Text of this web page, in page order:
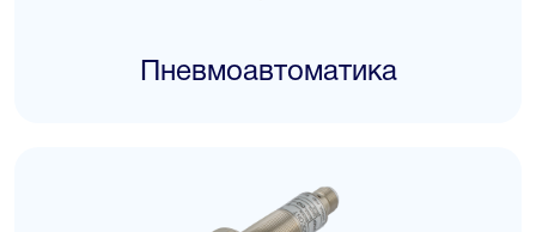
Пневмоавтоматика